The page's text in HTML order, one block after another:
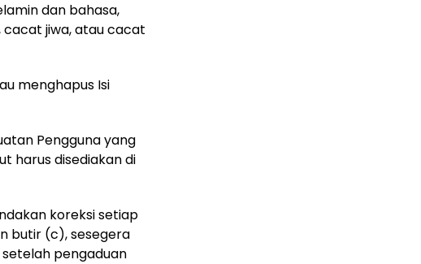
dan bahasa,
jiwa, atau cacat
menghapus Isi
Pengguna yang
harus disediakan di
koreksi setiap
butir (c), sesegera
pengaduan